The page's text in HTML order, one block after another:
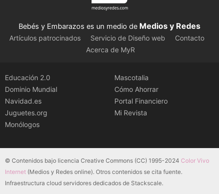
Bebés y Embarazos es un medio de Medios y Redes
Artículos patrocinados Servicio de Diseño web
Contacto
Acerca de MyR
Educación 2.0
Dominio Mundial
Navidad.es
Juguetes.org
Monólogos
Mascotalia
Cómo Ahorrar
Portal Financiero
Mi Revista
© Contenidos bajo licencia Creative Commons (CC) 1995-2024 Color Vivo
Internet (Medios y Redes online). Otros contenidos se cita fuente.
Infraestructura cloud servidores dedicados de Stackscale.